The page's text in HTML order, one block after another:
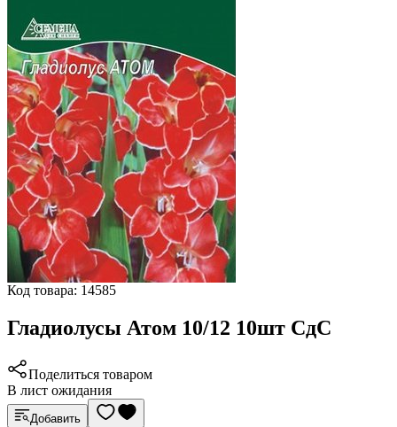
Код товара: 14585
Гладиолусы Атом 10/12 10шт СдС
Поделиться товаром
В лист ожидания
Добавить